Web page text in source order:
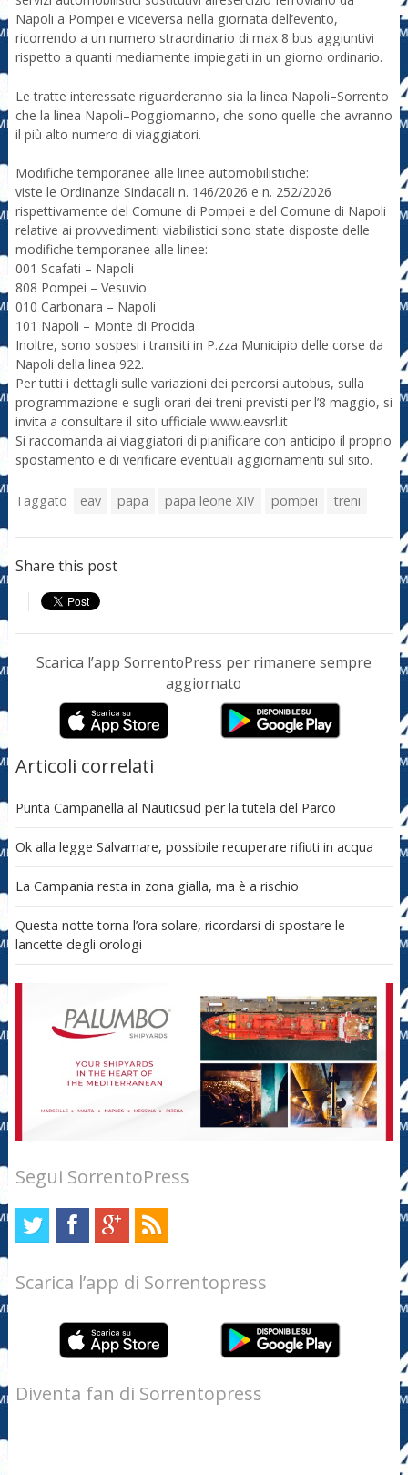
Napoli a Pompei e viceversa nella giornata dell’evento,
ricorrendo a un numero straordinario di max 8 bus aggiuntivi
rispetto a quanti mediamente impiegati in un giorno ordinario.
Le tratte interessate riguarderanno sia la linea Napoli–Sorrento
che la linea Napoli–Poggiomarino, che sono quelle che avranno
il più alto numero di viaggiatori.
Modifiche temporanee alle linee automobilistiche:
viste le Ordinanze Sindacali n. 146/2026 e n. 252/2026
rispettivamente del Comune di Pompei e del Comune di Napoli
relative ai provvedimenti viabilistici sono state disposte delle
modifiche temporanee alle linee:
001 Scafati – Napoli
808 Pompei – Vesuvio
010 Carbonara – Napoli
101 Napoli – Monte di Procida
Inoltre, sono sospesi i transiti in P.zza Municipio delle corse da
Napoli della linea 922.
Per tutti i dettagli sulle variazioni dei percorsi autobus, sulla
programmazione e sugli orari dei treni previsti per l’8 maggio, si
invita a consultare il sito ufficiale www.eavsrl.it
Si raccomanda ai viaggiatori di pianificare con anticipo il proprio
spostamento e di verificare eventuali aggiornamenti sul sito.
Taggato eav papa papa leone XIV pompei treni
Share this post
Scarica l’app SorrentoPress per rimanere sempre
aggiornato
Articoli correlati
Punta Campanella al Nauticsud per la tutela del Parco
Ok alla legge Salvamare, possibile recuperare rifiuti in acqua
La Campania resta in zona gialla, ma è a rischio
Questa notte torna l’ora solare, ricordarsi di spostare le
lancette degli orologi
Segui SorrentoPress
Scarica l’app di Sorrentopress
Diventa fan di Sorrentopress